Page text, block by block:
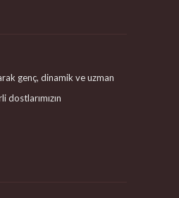
genç, dinamik ve uzman
dostlarımızın